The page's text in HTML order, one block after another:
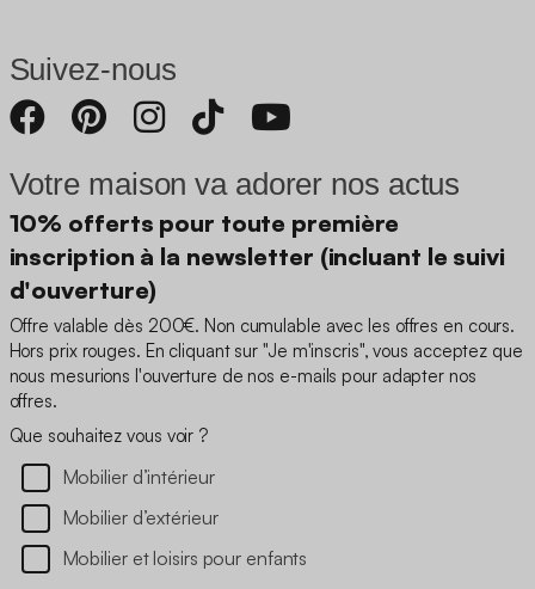
Suivez-nous
Votre maison va adorer nos actus
10% offerts pour toute première
inscription à la newsletter (incluant le suivi
d'ouverture)
Offre valable dès 200€. Non cumulable avec les offres en cours.
Hors prix rouges. En cliquant sur "Je m'inscris", vous acceptez que
nous mesurions l'ouverture de nos e-mails pour adapter nos
offres.
Que souhaitez vous voir ?
Mobilier d’intérieur
Mobilier d’extérieur
Mobilier et loisirs pour enfants